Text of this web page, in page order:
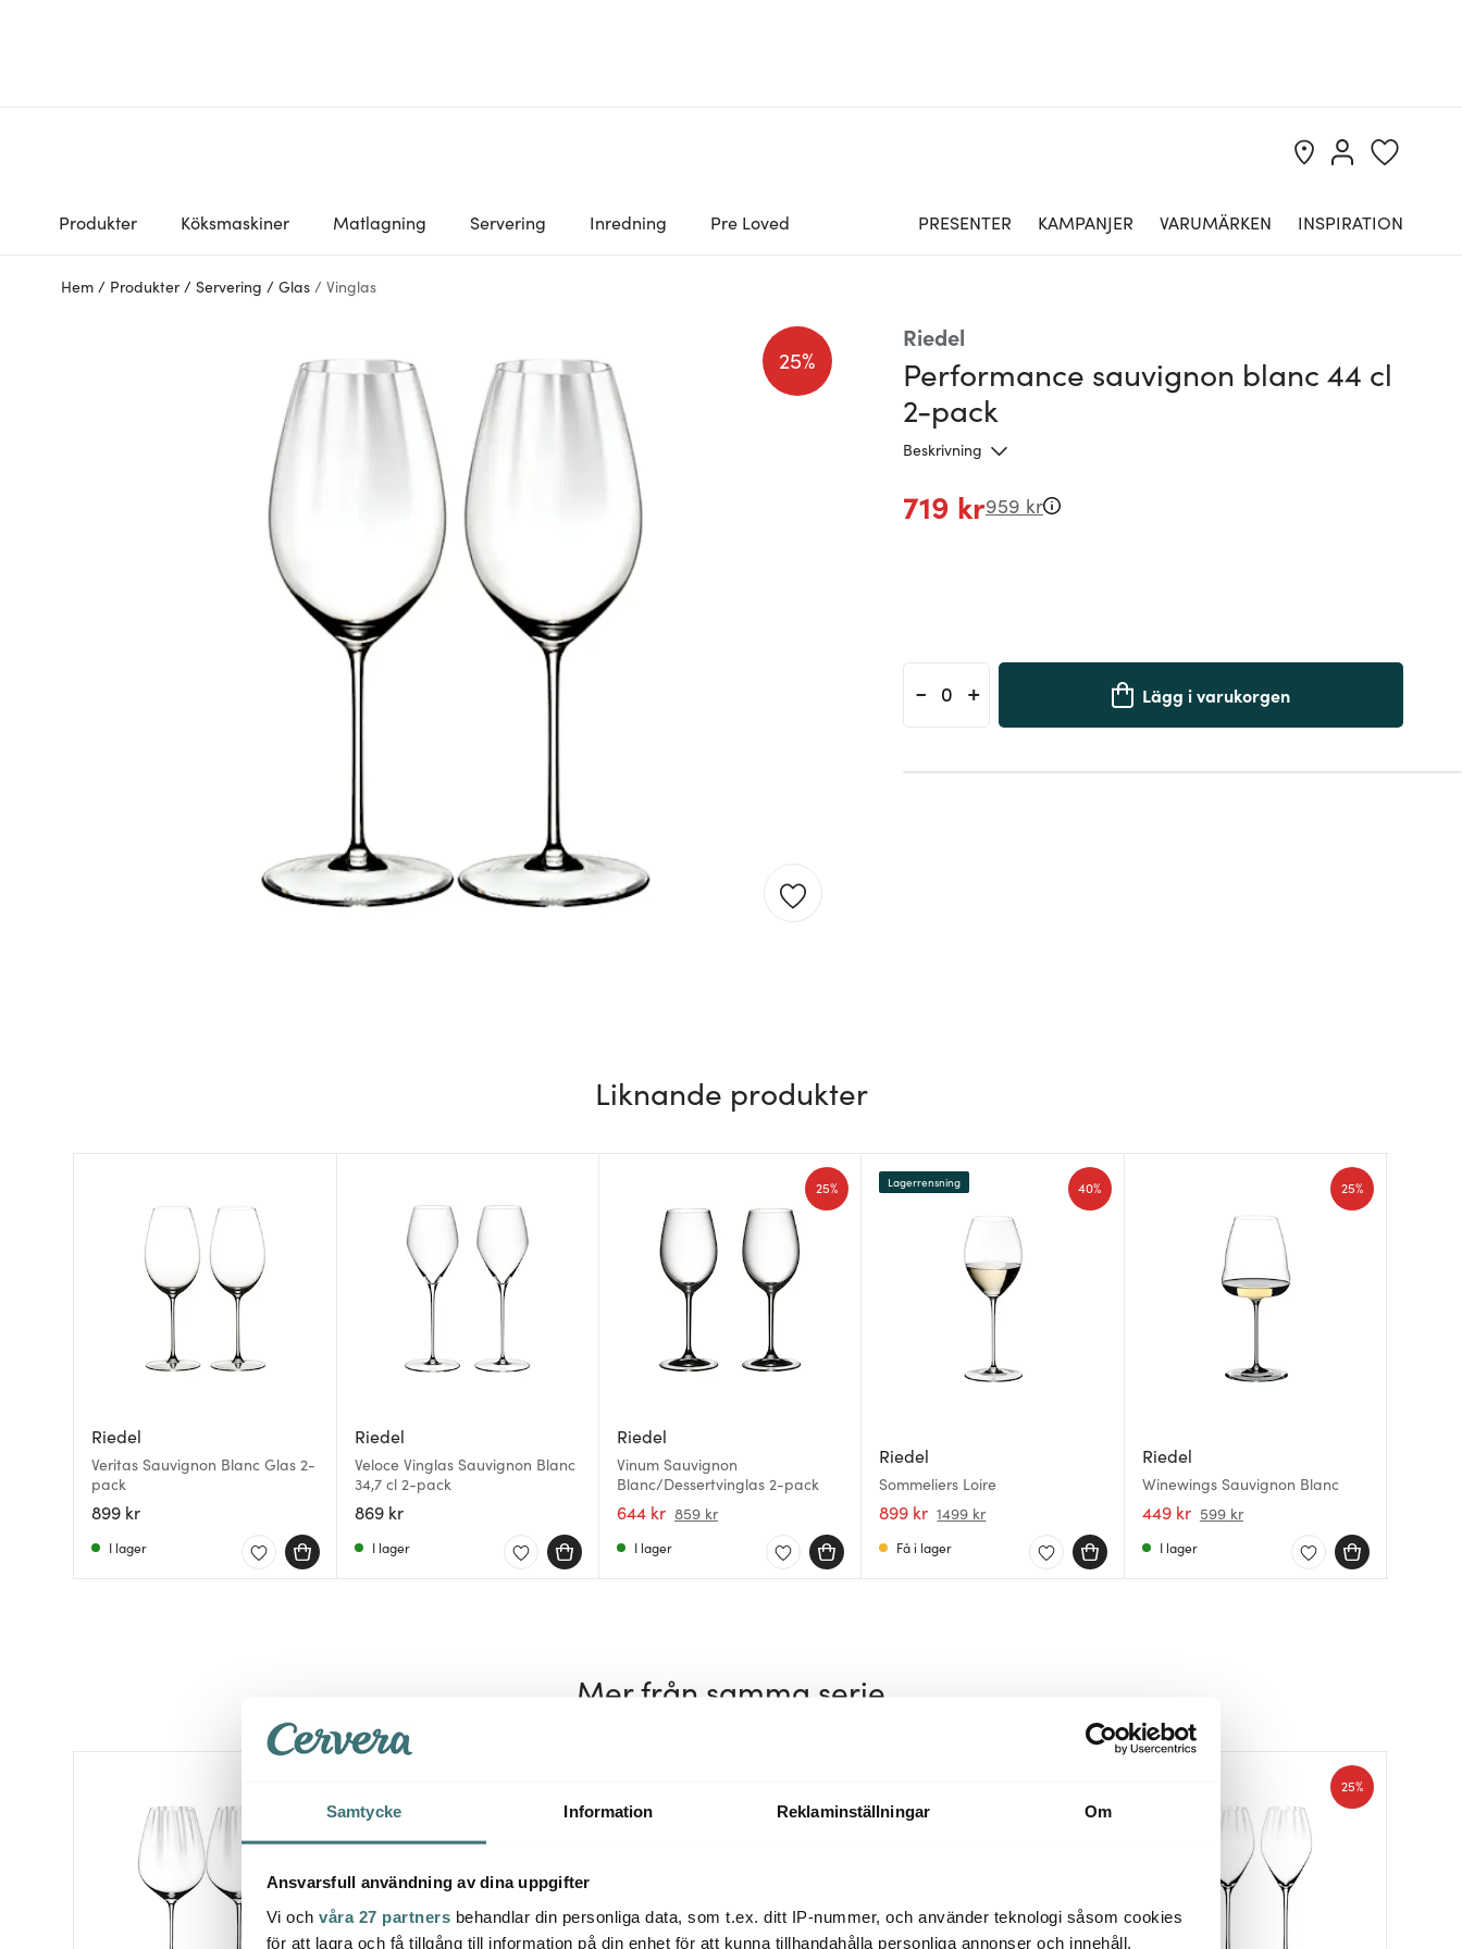
Samtycke Information Reklaminställningar Om
Ansvarsfull användning av dina uppgifter
Vi och våra 27 partners behandlar din personliga data, som t.ex. ditt IP-nummer, och använder teknologi såsom cookies
för att lagra och få tillgång till information på din enhet för att kunna tillhandahålla personliga annonser och innehåll,
Produkter Köksmaskiner Matlagning Servering Inredning Pre Loved PRESENTER KAMPANJER VARUMÄRKEN INSPIRATION
Hem / Produkter / Servering / Glas / Vinglas
Riedel
Performance sauvignon blanc 44 cl
2-pack
Beskrivning
25%
719 kr959 kr
- + Lägg i varukorgen
Liknande produkter
Riedel
Veritas Sauvignon Blanc Glas 2-
pack
899 kr
I lager
Riedel
Veloce Vinglas Sauvignon Blanc
34,7 cl 2-pack
869 kr
I lager
Riedel
Vinum Sauvignon
Blanc/Dessertvinglas 2-pack
644 kr 859 kr
25%
I lager
Riedel
Sommeliers Loire
899 kr 1499 kr
40%
Lagerrensning
Få i lager
Riedel
Winewings Sauvignon Blanc
449 kr 599 kr
25%
I lager
Mer från samma serie
25%